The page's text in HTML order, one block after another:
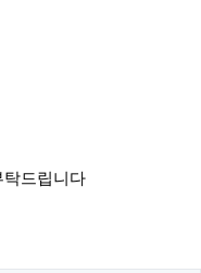
탁드립니다